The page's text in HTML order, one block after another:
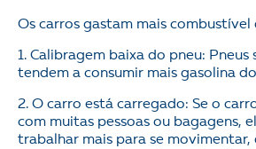
Os carros gastam mais combustível
1. Calibragem baixa do pneu: Pneus
tendem a consumir mais gasolina
2. O carro está carregado: Se o
com muitas pessoas ou bagagens,
trabalhar mais para se movimentar,